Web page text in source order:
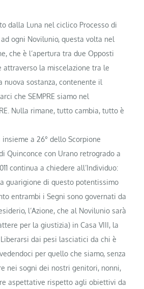
dalla Luna nel ciclico Processo di
ogni Novilunio, questa volta nel
che è l’apertura tra due Opposti
attraverso la miscelazione tra le
nuova sostanza, contenente il
che SEMPRE siamo nel
Nulla rimane, tutto cambia, tutto è
a 26° dello Scorpione
Quinconce con Urano retrogrado a
continua a chiedere all’Individuo:
guarigione di questo potentissimo
entrambi i Segni sono governati da
l’Azione, che al Novilunio sarà
per la giustizia) in Casa VIII, la
dai pesi lasciatici da chi è
per quello che siamo, senza
nei sogni dei nostri genitori, nonni,
aspettative rispetto agli obiettivi da